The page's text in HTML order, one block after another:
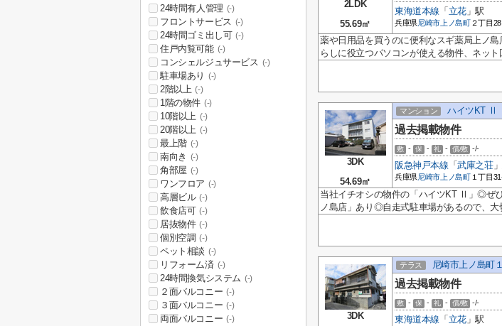
2LDK
55.69㎡
東海道本線 「 立花」駅
兵庫県尼崎市上ノ島町 ２丁目28
薬や日用品を買うのに便利なスギ薬局上ノ
らしに役立つパソコンが使える物件、ネッ
3DK
54.69㎡
マンション ハイツKT Ⅱ
過去掲載物件
敷 - 保 - 礼 - 償/敷 -/-
阪急神戸本線 「武庫之荘
兵庫県尼崎市上ノ島町 １丁目
当社イチオシの物件の「ハイツKT Ⅱ」◎ぜ
ノ島店」あり◎自走式駐車場があるので、
3DK
テラス 尼崎市上ノ島町
過去掲載物件
敷 - 保 - 礼 - 償/敷 -/-
東海道本線 「 立花」駅
24時間有人管理 (-)
フロントサービス (-)
24時間ゴミ出し可 (-)
住戸内覧可能 (-)
コンシェルジュサービス (-)
駐車場あり (-)
2階以上 (-)
1階の物件 (-)
10階以上 (-)
20階以上 (-)
最上階 (-)
南向き (-)
角部屋 (-)
ワンフロア (-)
高層ビル (-)
飲食店可 (-)
居抜物件 (-)
個別空調 (-)
ペット相談 (-)
リフォーム済 (-)
24時間換気システム (-)
２面バルコニー (-)
３面バルコニー (-)
両面バルコニー (-)